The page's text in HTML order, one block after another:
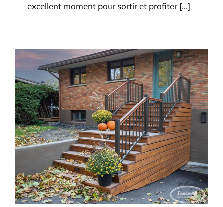
excellent moment pour sortir et profiter [...]
Les rampes en aluminium
chauffent-ils au soleil?